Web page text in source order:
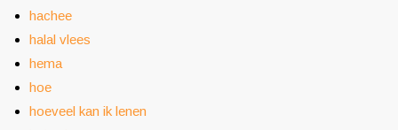
hachee
halal vlees
hema
hoe
hoeveel kan ik lenen